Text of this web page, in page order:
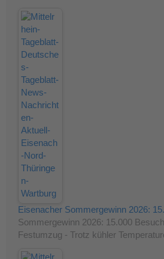
Eisenacher Sommergewinn 2026:
Sommergewinn 2026: 15.000
Festumzug - Trotz kühler